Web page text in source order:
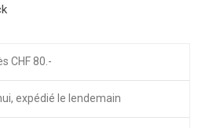
CHF 80.-
expédié le lendemain